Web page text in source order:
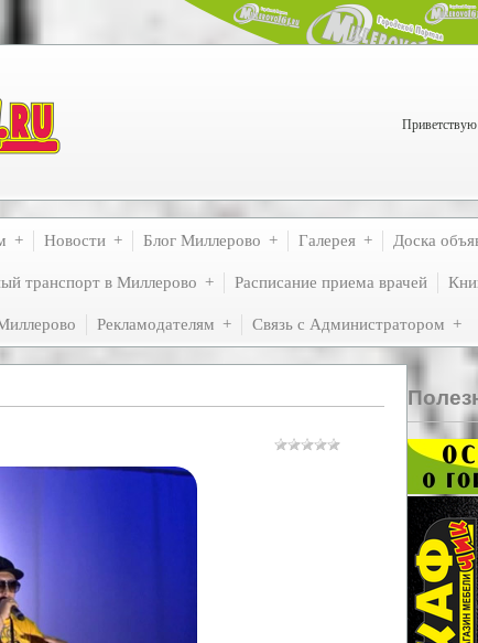
Новости Блог Миллерово Галерея Доска
транспорт в Миллерово Расписание приема врачей
Рекламодателям Связь с Администратором